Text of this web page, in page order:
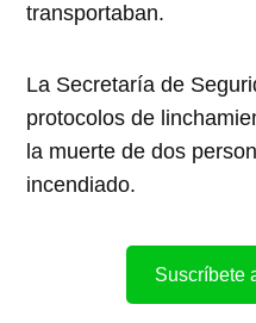
transportaban.
La Secretaría de
protocolos de
la muerte de dos
incendiado.
Suscríbete